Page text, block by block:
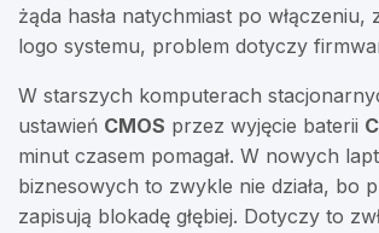
żąda hasła natychmiast po włączeniu,
logo systemu, problem dotyczy
W starszych komputerach
ustawień CMOS przez wyjęcie baterii
minut czasem pomagał. W nowych
biznesowych to zwykle nie działa, bo
zapisują blokadę głębiej. Dotyczy to